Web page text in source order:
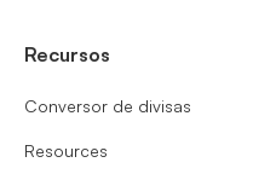
Recursos
Conversor de divisas
Resources